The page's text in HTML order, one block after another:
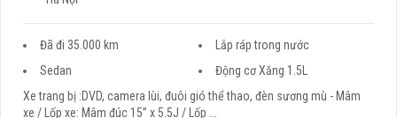
Đã đi 35.000 km
Lắp ráp trong nước
Sedan
Động cơ Xăng 1.5L
Xe trang bị :DVD, camera lùi, đuôi gió thể thao, đèn sương mù - Mâm
xe / Lốp xe: Mâm đúc 15” x 5.5J / Lốp ...